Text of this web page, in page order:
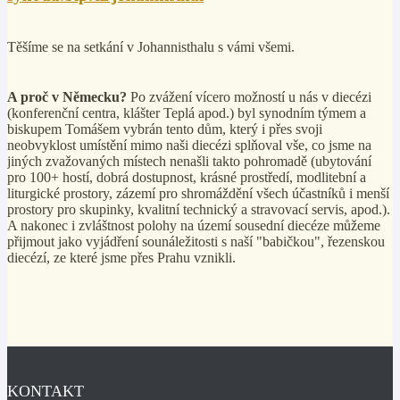
Těšíme se na setkání v Johannisthalu s vámi všemi.
A proč v Německu? Po zvážení vícero možností u nás v diecézi
(konferenční centra, klášter Teplá apod.) byl synodním týmem a
biskupem Tomášem vybrán tento dům, který i přes svoji
neobvyklost umístění mimo naši diecézi splňoval vše, co jsme na
jiných zvažovaných místech nenašli takto pohromadě (ubytování
pro 100+ hostí, dobrá dostupnost, krásné prostředí, modlitební a
liturgické prostory, zázemí pro shromáždění všech účastníků i menší
prostory pro skupinky, kvalitní technický a stravovací servis, apod.).
A nakonec i zvláštnost polohy na území sousední diecéze můžeme
přijmout jako vyjádření sounáležitosti s naší "babičkou", řezenskou
diecézí, ze které jsme přes Prahu vznikli.
KONTAKT